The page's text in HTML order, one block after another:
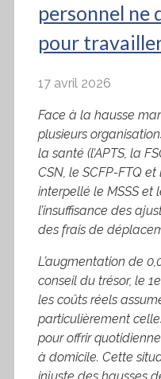
personnel ne
pour
17 avril 2026
Face à la hausse
plusieurs
la santé (l’APTS, la
CSN, le SCFP-FTQ et
interpellé le MSSS et
l’insuffisance des
des frais de
L’augmentation de
conseil du trésor, le
les coûts réels
particulièrement
pour offrir
à domicile. Cette